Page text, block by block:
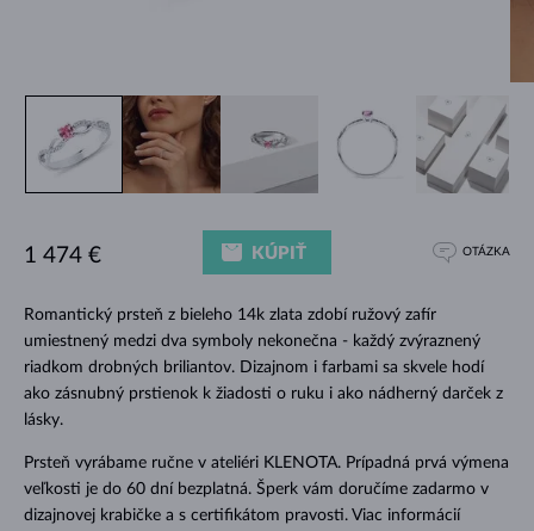
Romantický prsteň z bieleho 14k zlata zdobí ružový zafír
umiestnený medzi dva symboly nekonečna - každý zvýraznený
riadkom drobných briliantov. Dizajnom i farbami sa skvele hodí
ako zásnubný prstienok k žiadosti o ruku i ako nádherný darček z
lásky.
Prsteň vyrábame ručne v ateliéri KLENOTA. Prípadná prvá výmena
veľkosti je do 60 dní bezplatná. Šperk vám doručíme zadarmo v
dizajnovej krabičke a s certifikátom pravosti. Viac informácií
1 474 € KÚPIŤ OTÁZKA